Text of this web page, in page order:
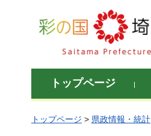
彩の国 埼玉県
トップページ
トップページ > 県政情報・統計